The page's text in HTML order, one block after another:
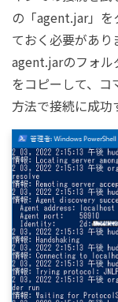
の「agent.jar」
ておく必要があり
agent.jarのフォル
をコピーして、
方法で接続に成功